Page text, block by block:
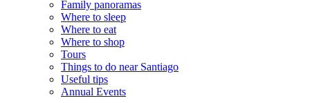
Family panoramas
Where to sleep
Where to eat
Where to shop
Tours
Things to do near Santiago
Useful tips
Annual Events